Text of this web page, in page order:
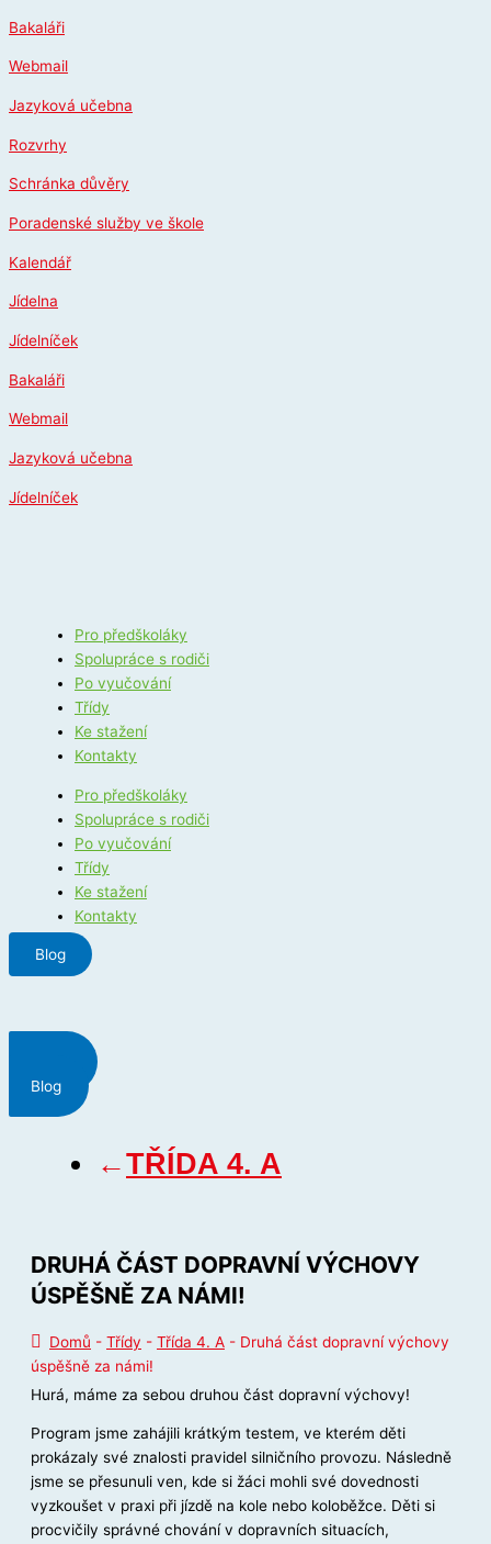
na
obsah
Bakaláři
Webmail
Jazyková učebna
Rozvrhy
Schránka důvěry
Poradenské služby ve škole
Kalendář
Jídelna
Jídelníček
Bakaláři
Webmail
Jazyková učebna
Jídelníček
Pro předškoláky
Spolupráce s rodiči
Po vyučování
Třídy
Ke stažení
Kontakty
Pro předškoláky
Spolupráce s rodiči
Po vyučování
Třídy
Ke stažení
Kontakty
Blog
Blog
←TŘÍDA 4. A
DRUHÁ ČÁST DOPRAVNÍ VÝCHOVY
ÚSPĚŠNĚ ZA NÁMI!
Domů - Třídy - Třída 4. A - Druhá část dopravní výchovy
úspěšně za námi!
Hurá, máme za sebou druhou část dopravní výchovy!
Program jsme zahájili krátkým testem, ve kterém děti
prokázaly své znalosti pravidel silničního provozu. Následně
jsme se přesunuli ven, kde si žáci mohli své dovednosti
vyzkoušet v praxi při jízdě na kole nebo koloběžce. Děti si
procvičily správné chování v dopravních situacích,